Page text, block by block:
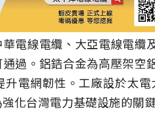
電線電纜、大亞電線電纜
過。鋁鋯合金為高壓架空
電網韌性。工廠設於太
化台灣電力基礎設施的關